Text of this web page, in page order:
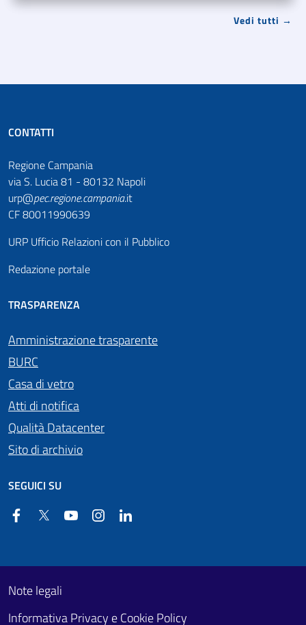
Vedi tutti →
CONTATTI
Regione Campania
via S. Lucia 81 - 80132 Napoli
urp@pec.regione.campania.it
CF 80011990639
URP Ufficio Relazioni con il Pubblico
Redazione portale
TRASPARENZA
Amministrazione trasparente
BURC
Casa di vetro
Atti di notifica
Qualità Datacenter
Sito di archivio
SEGUICI SU
FacebookTwitter YouTube Instagram
Footer First
Useful links section
Note legali
Informativa Privacy e Cookie Policy